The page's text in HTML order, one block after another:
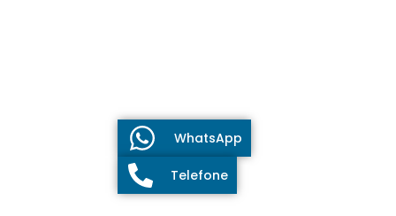
WhatsApp
Telefone